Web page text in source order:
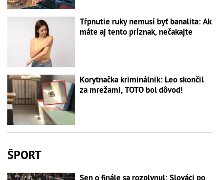
Tŕpnutie ruky nemusí byť banalita: Ak
máte aj tento príznak, nečakajte
Korytnačka kriminálnik: Leo skončil
za mrežami, TOTO bol dôvod!
ŠPORT
Sen o finále sa rozplynul: Slováci po